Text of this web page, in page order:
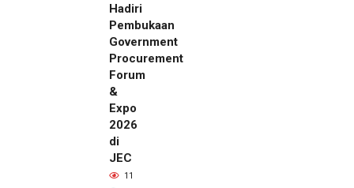
Hadiri
Pembukaan
Government
Procurement
Forum
&
Expo
2026
di
JEC
11
15 jam lalu
SMSI Eks